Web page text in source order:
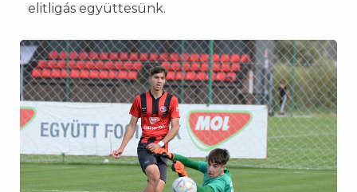
elitligás együttesünk.